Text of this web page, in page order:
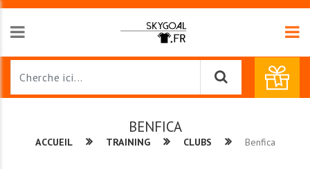
BENFICA
ACCUEIL TRAINING CLUBS Benfica